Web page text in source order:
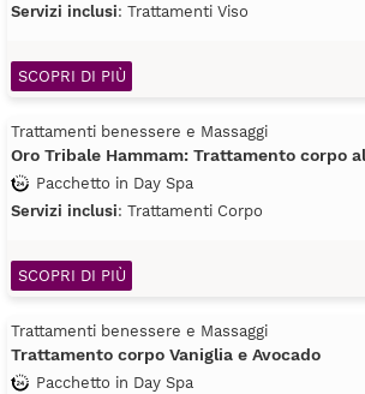
Servizi inclusi: Trattamenti Viso
SCOPRI DI PIÙ
Trattamenti benessere e Massaggi
Oro Tribale Hammam: Trattamento corpo
Pacchetto in Day Spa
Servizi inclusi: Trattamenti Corpo
SCOPRI DI PIÙ
Trattamenti benessere e Massaggi
Trattamento corpo Vaniglia e Avocado
Pacchetto in Day Spa